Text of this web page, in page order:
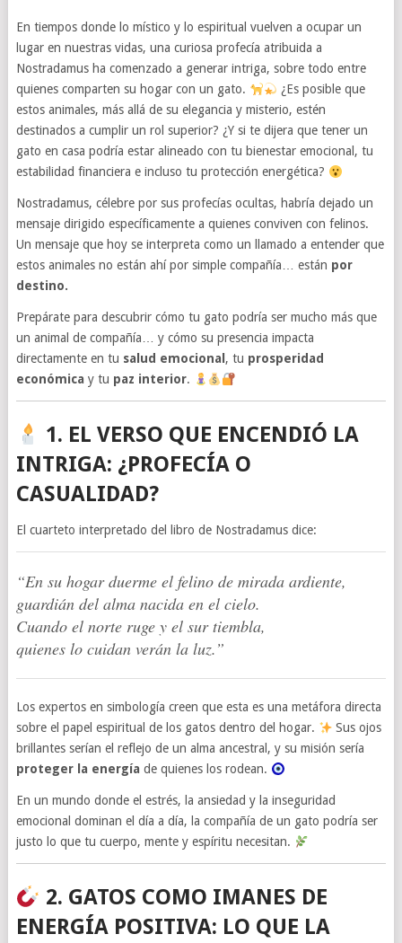
En tiempos donde lo místico y lo espiritual vuelven a ocupar un
lugar en nuestras vidas, una curiosa profecía atribuida a
Nostradamus ha comenzado a generar intriga, sobre todo entre
quienes comparten su hogar con un gato.
¿Es posible que
estos animales, más allá de su elegancia y misterio, estén
destinados a cumplir un rol superior? ¿Y si te dijera que tener un
gato en casa podría estar alineado con tu bienestar emocional, tu
estabilidad financiera e incluso tu protección energética?
Nostradamus, célebre por sus profecías ocultas, habría dejado un
mensaje dirigido específicamente a quienes conviven con felinos.
Un mensaje que hoy se interpreta como un llamado a entender que
estos animales no están ahí por simple compañía… están por
destino.
Prepárate para descubrir cómo tu gato podría ser mucho más que
un animal de compañía… y cómo su presencia impacta
directamente en tu salud emocional , tu prosperidad
económica y tu paz interior.
1. EL VERSO QUE ENCENDIÓ LA
INTRIGA: ¿PROFECÍA O
CASUALIDAD?
El cuarteto interpretado del libro de Nostradamus dice:
“En su hogar duerme el felino de mirada ardiente,
guardián del alma nacida en el cielo.
Cuando el norte ruge y el sur tiembla,
quienes lo cuidan verán la luz.”
Los expertos en simbología creen que esta es una metáfora directa
sobre el papel espiritual de los gatos dentro del hogar.
Sus ojos
brillantes serían el reflejo de un alma ancestral, y su misión sería
proteger la energía de quienes los rodean.
En un mundo donde el estrés, la ansiedad y la inseguridad
emocional dominan el día a día, la compañía de un gato podría ser
justo lo que tu cuerpo, mente y espíritu necesitan.
2. GATOS COMO IMANES DE
ENERGÍA POSITIVA: LO QUE LA